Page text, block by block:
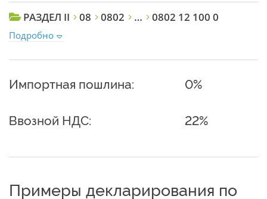
РАЗДЕЛ II 08 0802 … 0802 12 100 0
Подробно
Импортная пошлина: 0%
Ввозной НДС: 22%
Примеры декларирования по